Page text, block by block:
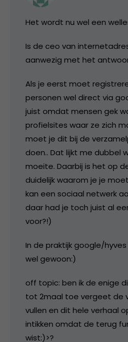
Het wordt nu wel een
Is de ceo van
aanwezig met het
Als je eerst moet
personen wel direct via
juist omdat mensen gek
profielsites waar ze zich
moet je dit bij de
doen.. Dat lijkt me dubbel
moeite. Daarbij is het op
duidelijk waarom je je
kan een sociaal netwerk
daar had je toch juist al
voor?!)
In de praktijk google/
wel gewoon:)
off topic: ben ik de enige
tot 2maal toe vergeet de
vullen en dit hele verhaal
intikken omdat de terug
wist:)>?